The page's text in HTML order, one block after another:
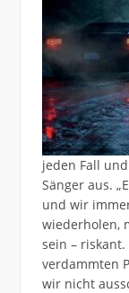
jeden Fall
Sänger aus.
und wir
wiederholen,
sein –
verdammten
wir nicht